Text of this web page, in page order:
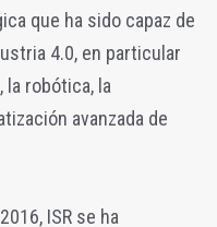
que ha sido capaz de
4.0, en particular
la robótica, la
avanzada de
ISR se ha